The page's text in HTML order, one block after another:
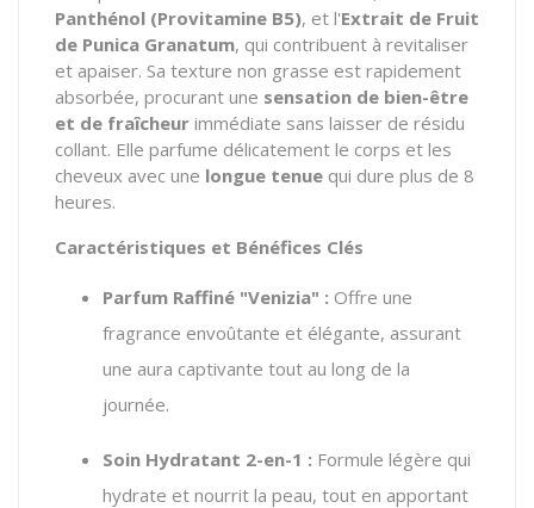
Panthénol (Provitamine B5), et l'Extrait de Fruit
de Punica Granatum, qui contribuent à revitaliser
et apaiser. Sa texture non grasse est rapidement
absorbée, procurant une sensation de bien-être
et de fraîcheur immédiate sans laisser de résidu
collant. Elle parfume délicatement le corps et les
cheveux avec une longue tenue qui dure plus de 8
heures.
Caractéristiques et Bénéfices Clés
Parfum Raffiné "Venizia" : Offre une
fragrance envoûtante et élégante, assurant
une aura captivante tout au long de la
journée.
Soin Hydratant 2-en-1 : Formule légère qui
hydrate et nourrit la peau, tout en apportant